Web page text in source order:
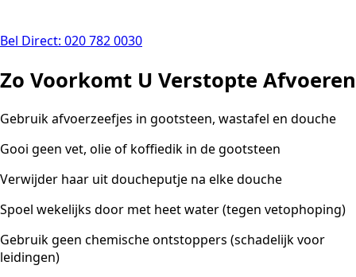
Bel Direct: 020 782 0030
Zo Voorkomt U Verstopte Afvoeren
Gebruik afvoerzeefjes in gootsteen, wastafel en douche
Gooi geen vet, olie of koffiedik in de gootsteen
Verwijder haar uit doucheputje na elke douche
Spoel wekelijks door met heet water (tegen vetophoping)
Gebruik geen chemische ontstoppers (schadelijk voor
leidingen)